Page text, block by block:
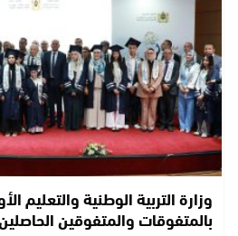
وزارة التربية الوطنية والتعليم
بالمتفوقات والمتفوقين